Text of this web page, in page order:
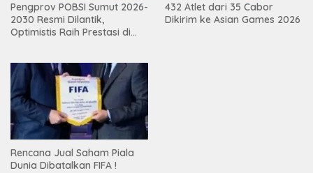
Pengprov POBSI Sumut 2026-
2030 Resmi Dilantik,
Optimistis Raih Prestasi di
432 Atlet dari 35 Cabor
Dikirim ke Asian Games 2026
Rencana Jual Saham Piala
Dunia Dibatalkan FIFA !